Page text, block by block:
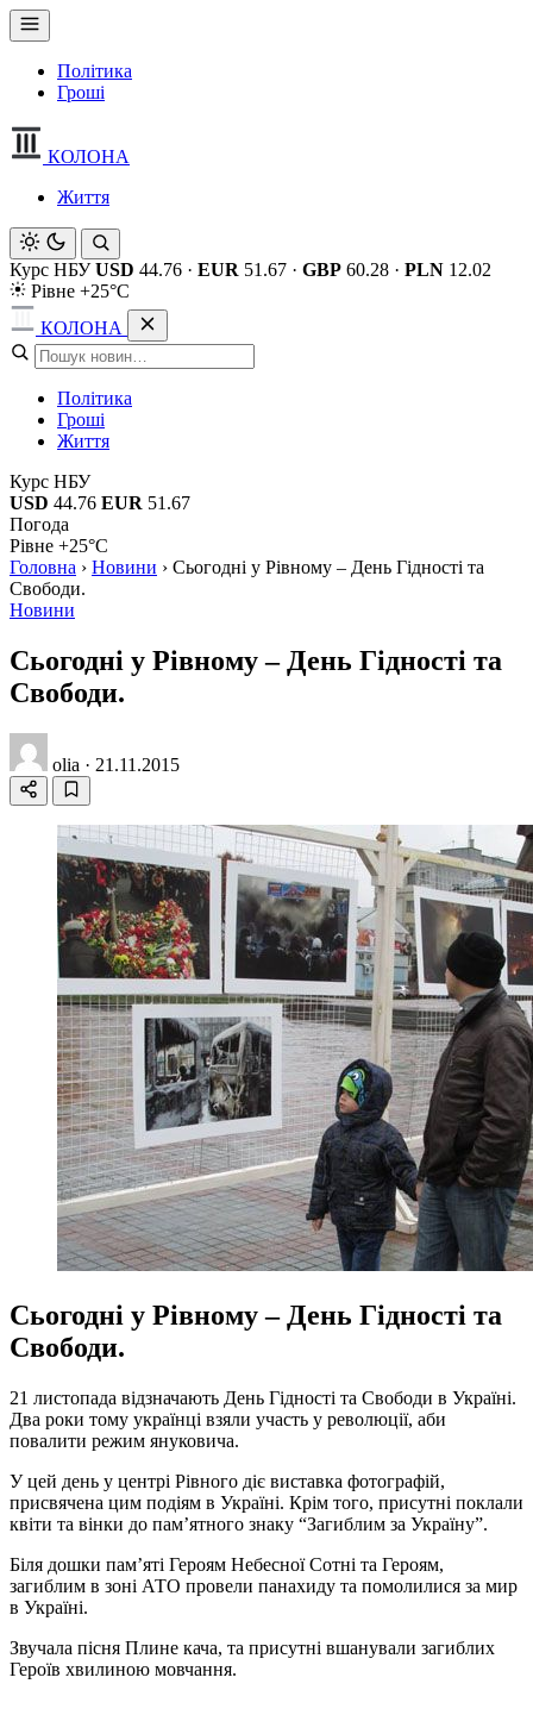
Політика
Гроші
КОЛОНА
Життя
Курс НБУ USD 44.76 · EUR 51.67 · GBP 60.28 · PLN 12.02
Рівне +25°C
КОЛОНА
Політика
Гроші
Життя
Курс НБУ
USD 44.76 EUR 51.67
Погода
Рівне +25°C
Головна › Новини › Сьогодні у Рівному – День Гідності та
Свободи.
Новини
Сьогодні у Рівному – День Гідності та
Свободи.
olia · 21.11.2015
Сьогодні у Рівному – День Гідності та
Свободи.
21 листопада відзначають День Гідності та Свободи в Україні.
Два роки тому українці взяли участь у революції, аби
повалити режим януковича.
У цей день у центрі Рівного діє виставка фотографій,
присвячена цим подіям в Україні. Крім того, присутні поклали
квіти та вінки до пам’ятного знаку “Загиблим за Україну”.
Біля дошки пам’яті Героям Небесної Сотні та Героям,
загиблим в зоні АТО провели панахиду та помолилися за мир
в Україні.
Звучала пісня Плине кача, та присутні вшанували загиблих
Героїв хвилиною мовчання.